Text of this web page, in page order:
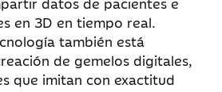
en 3D en tiempo real.
también está
de gemelos digitales,
que imitan con exactitud